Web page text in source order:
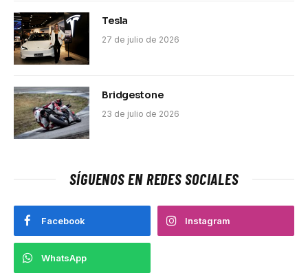
Tesla
27 de julio de 2026
Bridgestone
23 de julio de 2026
SÍGUENOS EN REDES SOCIALES
Facebook Instagram
WhatsApp